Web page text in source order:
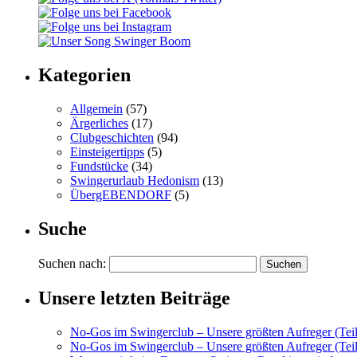
Kategorien
Allgemein (57)
Ärgerliches (17)
Clubgeschichten (94)
Einsteigertipps (5)
Fundstücke (34)
Swingerurlaub Hedonism (13)
ÜbergEBENDORF (5)
Suche
Suchen nach:
Unsere letzten Beiträge
No-Gos im Swingerclub – Unsere größten Aufreger
No-Gos im Swingerclub – Unsere größten Aufreger